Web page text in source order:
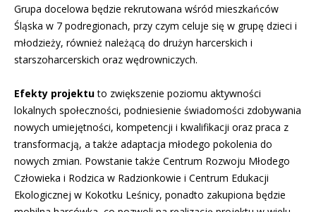
Grupa docelowa będzie rekrutowana wśród mieszkańców
Śląska w 7 podregionach, przy czym celuje się w grupę dzieci i
młodzieży, również należącą do drużyn harcerskich i
starszoharcerskich oraz wędrowniczych.
Efekty projektuto zwiększenie poziomu aktywności
lokalnych społeczności, podniesienie świadomości zdobywania
nowych umiejętności, kompetencji i kwalifikacji oraz praca z
transformacją, a także adaptacja młodego pokolenia do
nowych zmian. Powstanie także Centrum Rozwoju Młodego
Człowieka i Rodzica w Radzionkowie i Centrum Edukacji
Ekologicznej w Kokotku Leśnicy, ponadto zakupiona będzie